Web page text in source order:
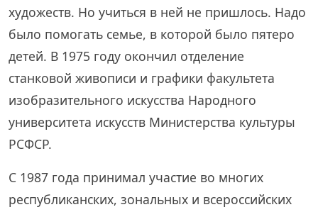
художеств. Но учиться в ней не пришлось. Надо
было помогать семье, в которой было пятеро
детей. В 1975 году окончил отделение
станковой живописи и графики факультета
изобразительного искусства Народного
университета искусств Министерства культуры
РСФСР.
С 1987 года принимал участие во многих
республиканских, зональных и всероссийских